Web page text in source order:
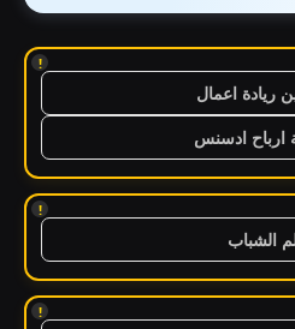
!
ريادة اعمال
ارباح ادسنس
!
الشباب
!